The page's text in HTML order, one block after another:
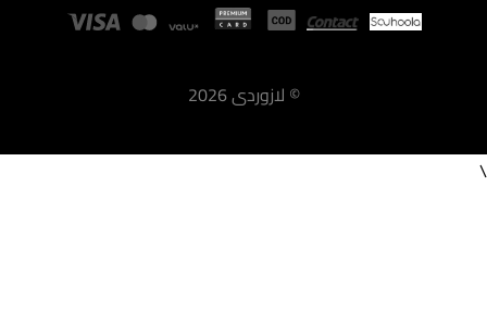
© لازوردى2026
\